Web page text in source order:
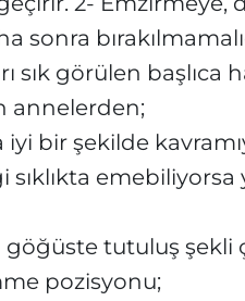
sonra
sık görülen başlıca
annelerden;
bir şekilde
emebiliyorsa
göğüste tutuluş şekli
pozisyonu;